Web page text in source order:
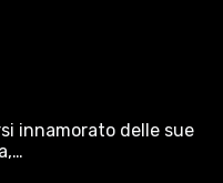
innamorato delle sue